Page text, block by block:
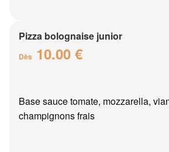
Pizza bolognaise junior
Dès 10.00 €
Base sauce tomate, mozzarella,
champignons frais